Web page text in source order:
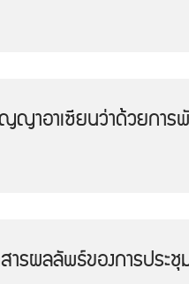
ญาอาเซียนว่าด้วยการ
สารผลลัพธ์ของการประ